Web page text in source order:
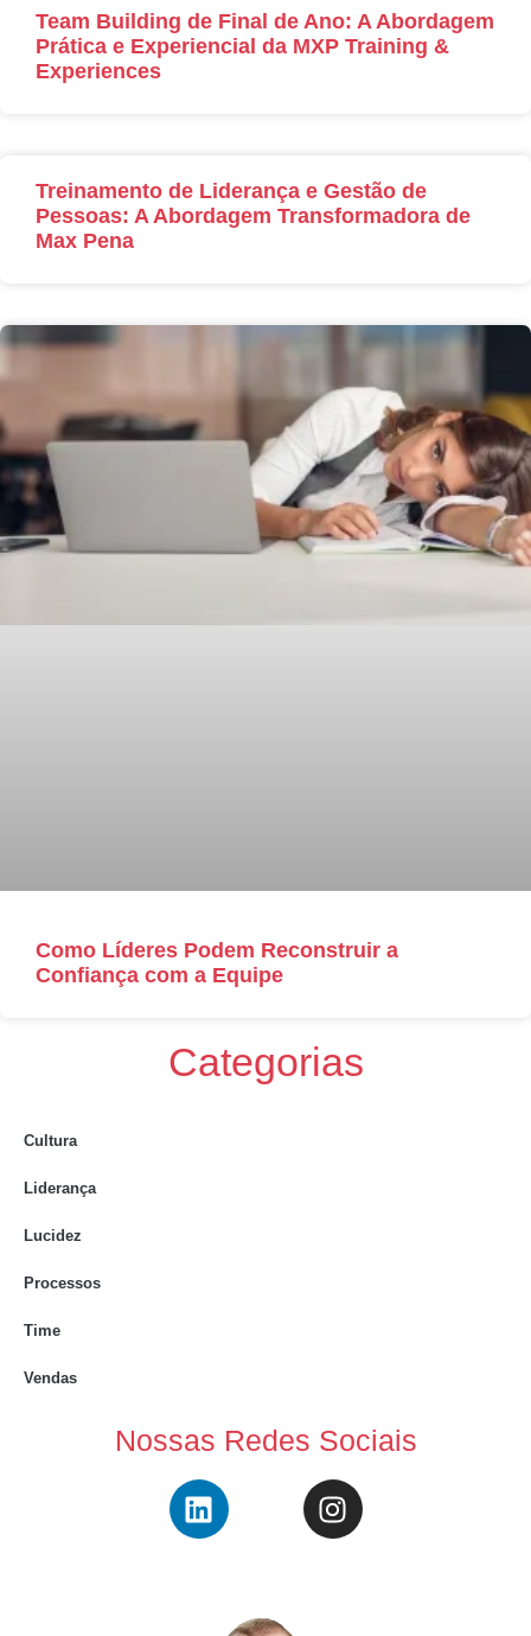
Team Building de Final de Ano: A Abordagem
Prática e Experiencial da MXP Training &
Experiences
Treinamento de Liderança e Gestão de
Pessoas: A Abordagem Transformadora de
Max Pena
Como Líderes Podem Reconstruir a
Confiança com a Equipe
Categorias
Cultura
Liderança
Lucidez
Processos
Time
Vendas
Nossas Redes Sociais